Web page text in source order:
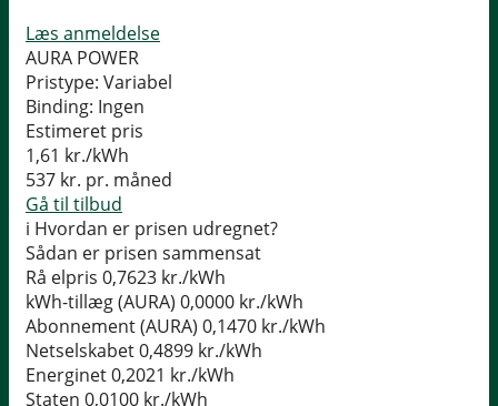
Læs anmeldelse
AURA POWER
Pristype: Variabel
Binding: Ingen
Estimeret pris
1,61 kr./kWh
537 kr. pr. måned
Gå til tilbud
i Hvordan er prisen udregnet?
Sådan er prisen sammensat
Rå elpris 0,7623 kr./kWh
kWh-tillæg (AURA) 0,0000 kr./kWh
Abonnement (AURA) 0,1470 kr./kWh
Netselskabet0,4899 kr./kWh
Energinet0,2021 kr./kWh
Staten 0,0100 kr./kWh